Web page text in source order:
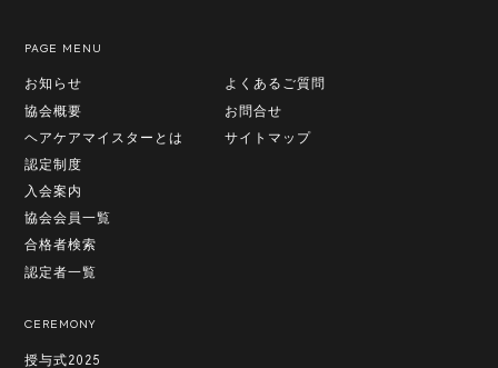
PAGE MENU
お知らせ
協会概要
ヘアケアマイスターとは
認定制度
入会案内
協会会員一覧
合格者検索
認定者一覧
よくあるご質問
お問合せ
サイトマップ
CEREMONY
授与式2025